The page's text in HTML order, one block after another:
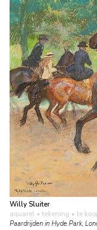
Willy Sluiter
aquarel • tekening • te
Paardrijden in Hyde Park,